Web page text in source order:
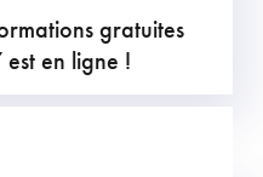
gratuites
en ligne !